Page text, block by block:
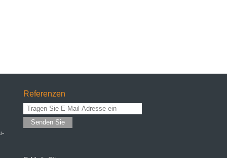
Referenzen
Senden Sie